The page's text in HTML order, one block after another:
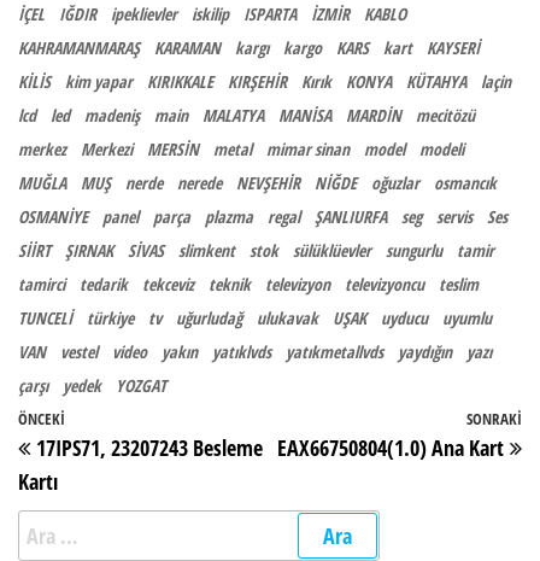
İÇEL
IĞDIR ipeklievler iskilip ISPARTA İZMİR
KABLO
KAHRAMANMARAŞ
KARAMAN kargı kargo KARS kart
KAYSERİ
KİLİS
kim yapar KIRIKKALE KIRŞEHİR Kırık KONYA KÜTAHYA
laçin
lcd
led madeniş main MALATYA MANİSA MARDİN
mecitözü
merkez
Merkezi MERSİN metal mimar sinan model
modeli
MUĞLA
MUŞ nerde nerede NEVŞEHİR NİĞDE oğuzlar
osmancık
OSMANİYE
panel parça plazma regal ŞANLIURFA seg servis
Ses
SİİRT
ŞIRNAK SİVAS slimkent stok sülüklüevler sungurlu
tamir
tamirci
tedarik tekceviz teknik televizyon televizyoncu
teslim
TUNCELİ
türkiye tv uğurludağ ulukavak UŞAK uyducu
uyumlu
VAN
vestel video yakın yatıklvds yatıkmetallvds yaydığın
yazı
çarşı
yedek YOZGAT
Yazı gezinmesi
Önceki Yazı
ÖNCEKI
17IPS71, 23207243 Besleme
Kartı
SONRAKI
EAX66750804(1.0) Ana Kart
Arama: